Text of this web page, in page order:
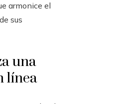
armonice el
sus
una
línea